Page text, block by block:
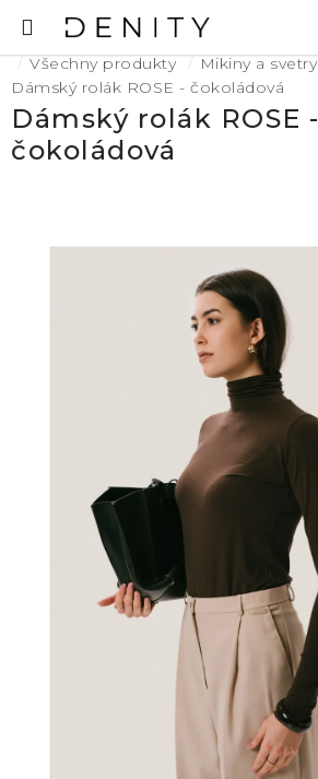
na
obsah
Domů
Všechny produkty
Mikiny a svetry
Dámský rolák ROSE - čokoládová
Dámský rolák ROSE -
čokoládová